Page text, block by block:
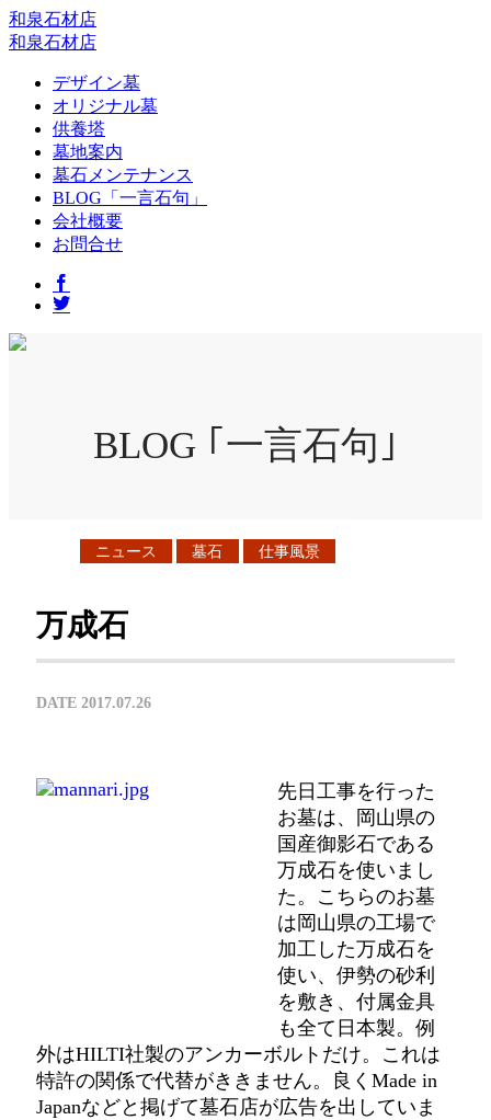
和泉石材店
和泉石材店
デザイン墓
オリジナル墓
供養塔
墓地案内
墓石メンテナンス
BLOG「一言石句」
会社概要
お問合せ
BLOG ｢一言石句｣
ニュース 墓石 仕事風景
万成石
DATE 2017.07.26
先日工事を行った
お墓は、岡山県の
国産御影石である
万成石を使いまし
た。こちらのお墓
は岡山県の工場で
加工した万成石を
使い、伊勢の砂利
を敷き、付属金具
も全て日本製。例
外はHILTI社製のアンカーボルトだけ。これは
特許の関係で代替がききません。良くMade in
Japanなどと掲げて墓石店が広告を出していま